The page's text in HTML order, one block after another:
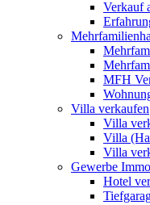
Verkauf
MFH
Villa verkaufen
Villa
Villa
Villa
Gewerbe
Hotel